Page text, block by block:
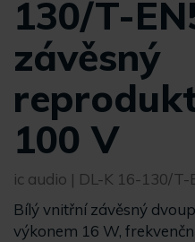
130/T-
závěsný
100 V
ic audio | DL-K 16-130/T-
Bílý vnitřní závěsný
výkonem 16 W,